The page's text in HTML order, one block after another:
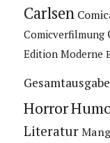
Carlsen
Comicverfilmung
Edition Moderne
Gesamtausgabe
Horror
Literatur